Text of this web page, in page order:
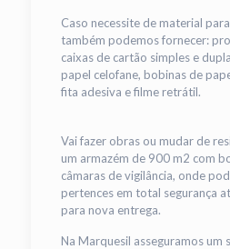
Caso necessite de material
também podemos fornecer:
caixas de cartão simples e
papel celofane, bobinas de
fita adesiva e filme retrátil.
Vai fazer obras ou mudar de
um armazém de 900 m2 com
câmaras de vigilância, onde
pertences em total segurança
para nova entrega.
Na Marquesil asseguramos um